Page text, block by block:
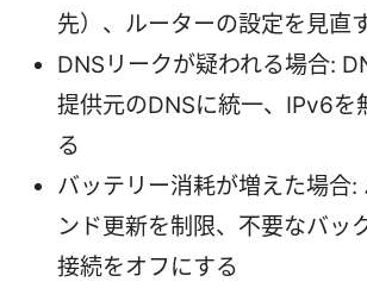
先）、ルーターの設定を見直
DNSリークが疑われる場合:
提供元のDNSに統一、IPv6を
る
バッテリー消耗が増えた場合:
ンド更新を制限、不要なバッ
接続をオフにする